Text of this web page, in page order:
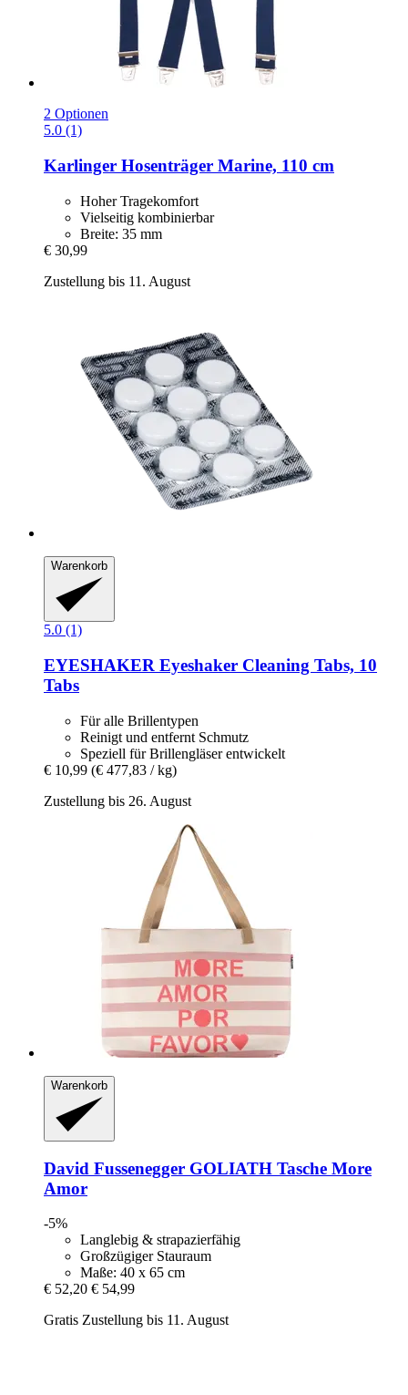
2 Optionen
5.0 (1)
Karlinger Hosenträger Marine, 110 cm
Hoher Tragekomfort
Vielseitig kombinierbar
Breite: 35 mm
€ 30,99
Zustellung bis 11. August
Warenkorb
5.0 (1)
EYESHAKER Eyeshaker Cleaning Tabs, 10
Tabs
Für alle Brillentypen
Reinigt und entfernt Schmutz
Speziell für Brillengläser entwickelt
€ 10,99 (€ 477,83 / kg)
Zustellung bis 26. August
Warenkorb
David Fussenegger GOLIATH Tasche More
Amor
-5%
Langlebig & strapazierfähig
Großzügiger Stauraum
Maße: 40 x 65 cm
€ 52,20 € 54,99
Gratis Zustellung bis 11. August